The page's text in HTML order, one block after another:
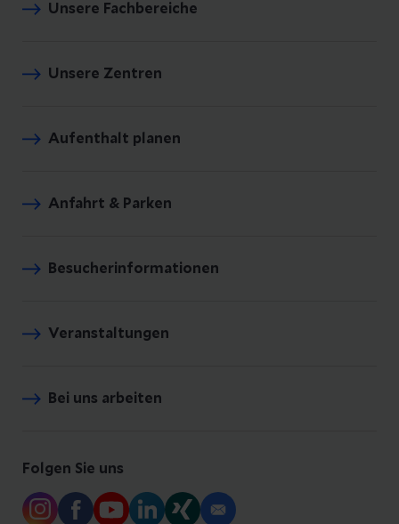
Unsere Fachbereiche
Unsere Zentren
Aufenthalt planen
Anfahrt & Parken
Besucherinformationen
Veranstaltungen
Bei uns arbeiten
Folgen Sie uns